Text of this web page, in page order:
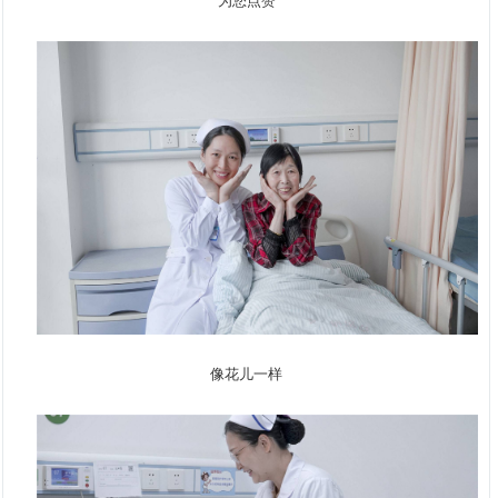
像花儿一样